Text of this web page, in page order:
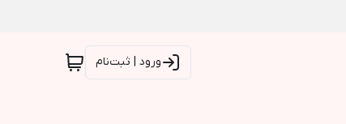
ورود | ثبت‌نام